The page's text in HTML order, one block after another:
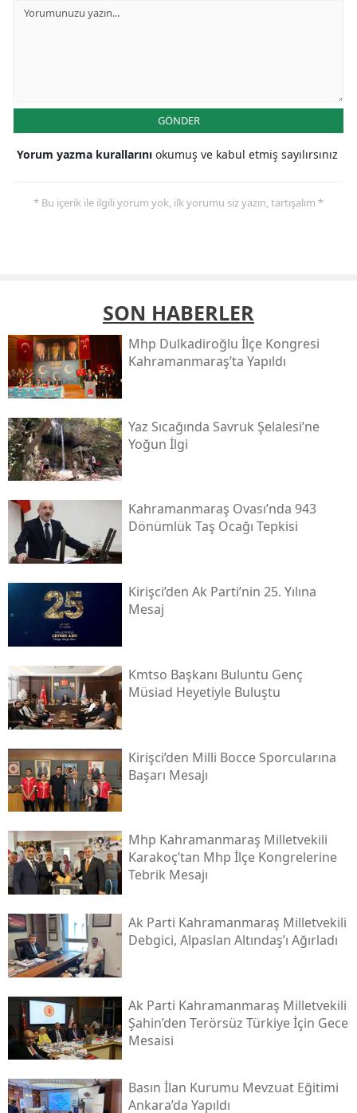
GÖNDER
Yorum yazma kurallarını okumuş ve kabul etmiş sayılırsınız
* Bu içerik ile ilgili yorum yok, ilk yorumu siz yazın, tartışalım *
SON HABERLER
Mhp Dulkadiroğlu İlçe Kongresi
Kahramanmaraş’ta Yapıldı
Yaz Sıcağında Savruk Şelalesi’ne
Yoğun İlgi
Kahramanmaraş Ovası’nda 943
Dönümlük Taş Ocağı Tepkisi
Kirişci’den Ak Parti’nin 25. Yılına
Mesaj
Kmtso Başkanı Buluntu Genç
Müsi̇ad Heyetiyle Buluştu
Kirişci’den Milli Bocce Sporcularına
Başarı Mesajı
Mhp Kahramanmaraş Milletvekili
Karakoç’tan Mhp İlçe Kongrelerine
Tebrik Mesajı
Ak Parti Kahramanmaraş Milletvekili
Debgici, Alpaslan Altındaş’ı Ağırladı
Ak Parti Kahramanmaraş Milletvekili
Şahin’den Terörsüz Türkiye İçin Gece
Mesaisi
Basın İlan Kurumu Mevzuat Eğitimi
Ankara’da Yapıldı